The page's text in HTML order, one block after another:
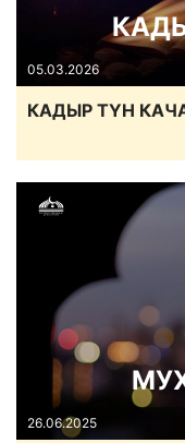
05.03.2026
КАДЫР ТҮН
26.06.2025